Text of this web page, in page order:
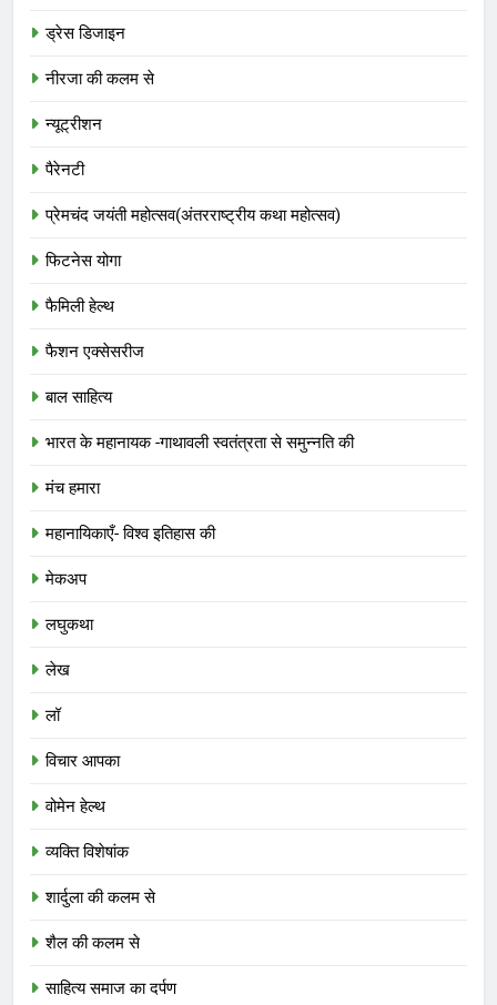
ड्रेस डिजाइन
नीरजा की कलम से
न्यूट्रीशन
पैरेनटी
प्रेमचंद जयंती महोत्सव(अंतरराष्ट्रीय कथा महोत्सव)
फिटनेस योगा
फैमिली हेल्थ
फैशन एक्सेसरीज
बाल साहित्य
भारत के महानायक -गाथावली स्वतंत्रता से समुन्नति की
मंच हमारा
महानायिकाएँ- विश्व इतिहास की
मेकअप
लघुकथा
लेख
लॉ
विचार आपका
वोमेन हेल्थ
व्यक्ति विशेषांक
शार्दुला की कलम से
शैल की कलम से
साहित्य समाज का दर्पण